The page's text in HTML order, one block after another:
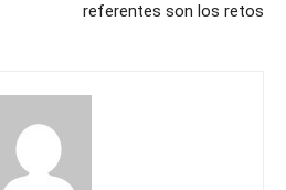
referentes son los retos